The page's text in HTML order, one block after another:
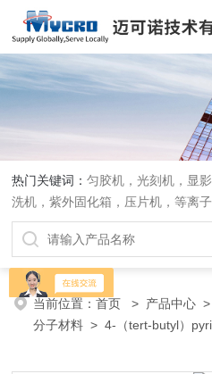
热门关键词：匀胶机，光刻机，显
洗机，紫外固化箱，压片机，等离
当前位置：首页 > 产品中心
分子材料 > 4-（tert-butyl）